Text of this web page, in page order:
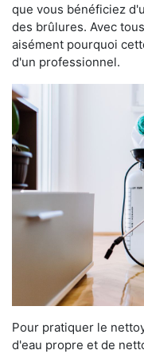
que vous bénéficiez
des brûlures. Avec
aisément pourquoi
d'un professionnel.
Pour pratiquer le
d'eau propre et de